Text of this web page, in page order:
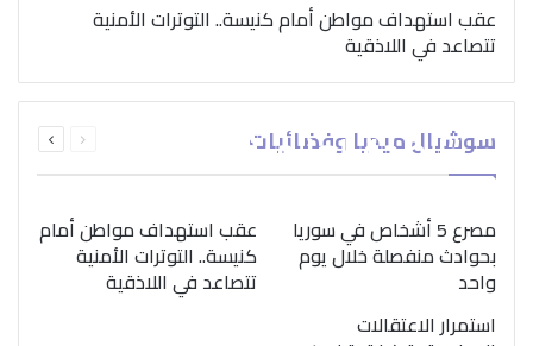
عقب استهداف مواطن أمام كنيسة.. التوترات الأمنية
تتصاعد في اللاذقية
سوشيال ميديا وفضائيات الصفحةالصفحة
بمناسبة اليوم الدولي..
“الصحة العالمية” تؤكد
ضرورة اتباع نهج متكامل
لمواجهة إدمان المخدرات
مصرع 5 أشخاص في سوريا
بحوادث منفصلة خلال يوم
واحد
عقب استهداف مواطن أمام
كنيسة.. التوترات الأمنية
تتصاعد في اللاذقية
استمرار الاعتقالات